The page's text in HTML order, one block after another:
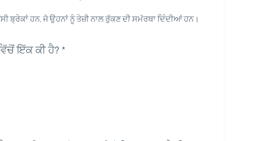
ਹਨ, ਜੋ ਉਹਨਾਂ ਨੂੰ ਤੇਜ਼ੀ ਨਾਲ ਰੁੱਕਣ ਦੀ ਸਮੱਰਥਾ ਦਿੰਦੀਆਂ ਹਨ।
ਇੱਕ ਕੀ ਹੈ?*